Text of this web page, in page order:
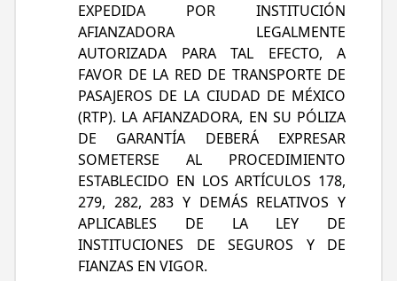
EXPEDIDA POR INSTITUCIÓN
AFIANZADORA LEGALMENTE
AUTORIZADA PARA TAL EFECTO, A
FAVOR DE LA RED DE TRANSPORTE DE
PASAJEROS DE LA CIUDAD DE MÉXICO
(RTP). LA AFIANZADORA, EN SU PÓLIZA
DE GARANTÍA DEBERÁ EXPRESAR
SOMETERSE AL PROCEDIMIENTO
ESTABLECIDO EN LOS ARTÍCULOS 178,
279, 282, 283 Y DEMÁS RELATIVOS Y
APLICABLES DE LA LEY DE
INSTITUCIONES DE SEGUROS Y DE
FIANZAS EN VIGOR.